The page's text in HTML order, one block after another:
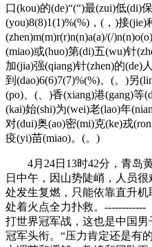
口(kou)的(de)“(“)最(zui)低(di)
(you)8(8)1(1)%(%)，(，)接(jie)
(zhen)m(m)r(r)n(n)a(a)/(/
(miao)或(huo)第(di)五(wu)针
加(jia)强(qiang)针(zhen)的(de)
到(dao)6(6)7(7)%(%)。(。)另
(po)、(、)香(xiang)港(gang)等
(kai)始(shi)为(wei)老(lao)年
对(dui)奥(ao)密(mi)克(ke)戎
疫(yi)苗(miao)。(。)
4月24日13时42分，青岛黄
日中午，因山势陡峭，人员
处发生复燃，只能依靠直升
处着火点全力扑救。
打世界冠军战，这也是中国
冠军头衔。“压力肯定还是有